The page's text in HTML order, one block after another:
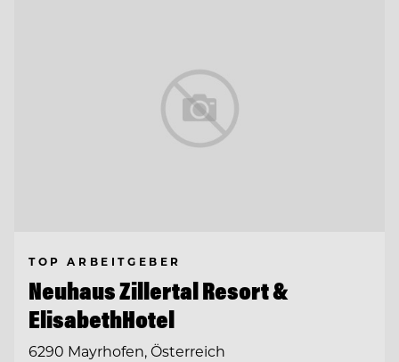
TOP ARBEITGEBER
Neuhaus Zillertal Resort &
ElisabethHotel
6290 Mayrhofen, Österreich